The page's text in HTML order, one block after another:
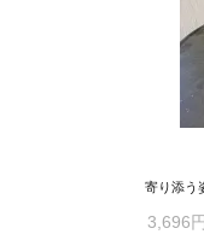
寄り添う
3,696